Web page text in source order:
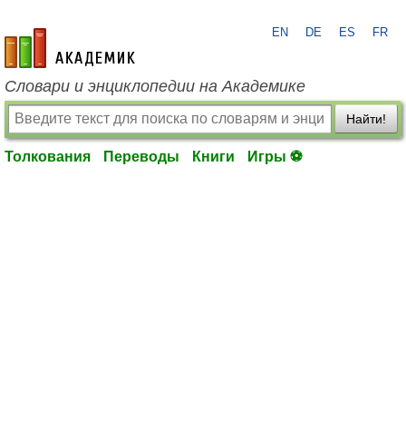
academic.ru
EN DE ES FR
Словари и энциклопедии на Академике
Найти!
Толкования Переводы Книги Игры ⚽